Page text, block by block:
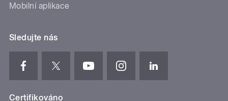
Mobilní aplikace
Sledujte nás
Certifikováno